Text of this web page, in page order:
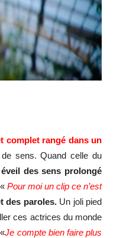
complet rangé dans un
sens. Quand celle du
éveil des sens prolongé
Pour moi un clip ce n’est
des paroles.Un joli pied
ces actrices du monde
Je compte bien faire plus